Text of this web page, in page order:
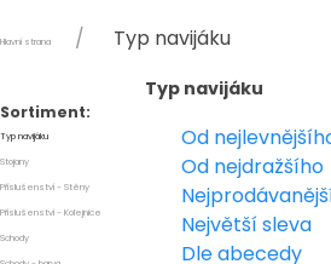
Hlavní strana Typ navijáku
Sortiment:
Typ navijáku
Stojany
Příslušenství - Stěny
Příslušenství - Kolejnice
Schody
Typ navijáku
Od
Od nejdražšího
Největší sleva
Dle abecedy